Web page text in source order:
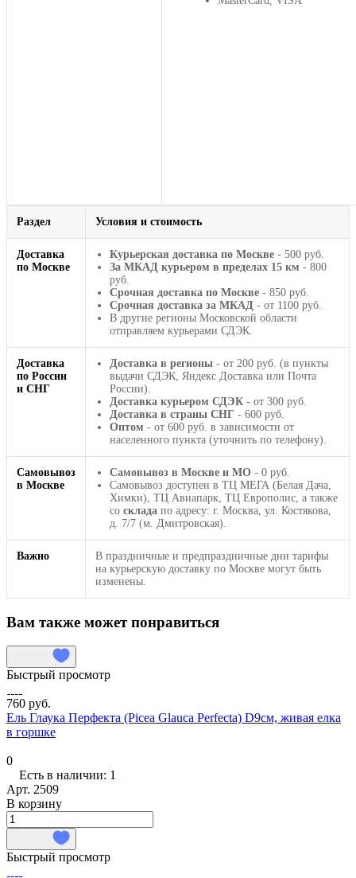
Раздел Условия и стоимость
Доставка
по Москве
Курьерская доставка по Москве - 500 руб.
За МКАД курьером в пределах 15 км - 800
руб.
Срочная доставка по Москве - 850 руб.
Срочная доставка за МКАД - от 1100 руб.
В другие регионы Московской области
отправляем курьерами СДЭК.
Доставка
по России
и СНГ
Доставка в регионы - от 200 руб. (в пункты
выдачи СДЭК, Яндекс Доставка или Почта
России).
Доставка курьером СДЭК - от 300 руб.
Доставка в страны СНГ - 600 руб.
Оптом - от 600 руб. в зависимости от
населенного пункта (уточнить по телефону).
Самовывоз
в Москве
Самовывоз в Москве и МО - 0 руб.
Самовывоз доступен в ТЦ МЕГА (Белая Дача,
Химки), ТЦ Авиапарк, ТЦ Европолис, а также
со склада по адресу: г. Москва, ул. Костякова,
д. 7/7 (м. Дмитровская).
Важно
В праздничные и предпраздничные дни тарифы
на курьерскую доставку по Москве могут быть
изменены.
Вам также может понравиться
Быстрый просмотр
760 руб.
Ель Глаука Перфекта (Picea Glauca Perfecta) D9см, живая елка
в горшке
0
Есть в наличии: 1
Арт. 2509
В корзину
Быстрый просмотр